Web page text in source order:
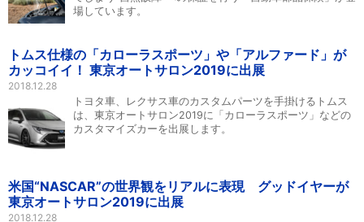
場しています。
トムス仕様の「カローラスポーツ」や「アルファード」が
カッコイイ！ 東京オートサロン2019に出展
2018.12.28
トヨタ車、レクサス車のカスタムパーツを手掛けるトムス
は、東京オートサロン2019に「カローラスポーツ」などの
カスタマイズカーを出展します。
米国“NASCAR”の世界観をリアルに表現 グッドイヤーが
東京オートサロン2019に出展
2018.12.28